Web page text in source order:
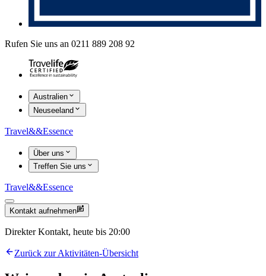
Rufen Sie uns an 0211 889 208 92
Australien
Neuseeland
Travel&&Essence
Über uns
Treffen Sie uns
Travel&&Essence
Kontakt aufnehmen
Direkter Kontakt, heute bis 20:00
Zurück zur Aktivitäten-Übersicht